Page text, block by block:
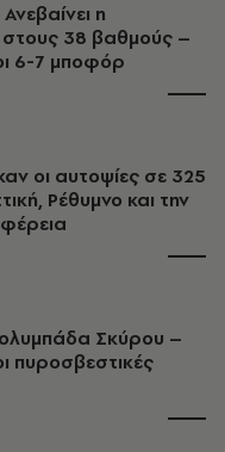
η
38 βαθμούς –
6-7 μποφόρ
οι αυτοψίες σε 325
Ρέθυμνο και την
Σκύρου –
πυροσβεστικές